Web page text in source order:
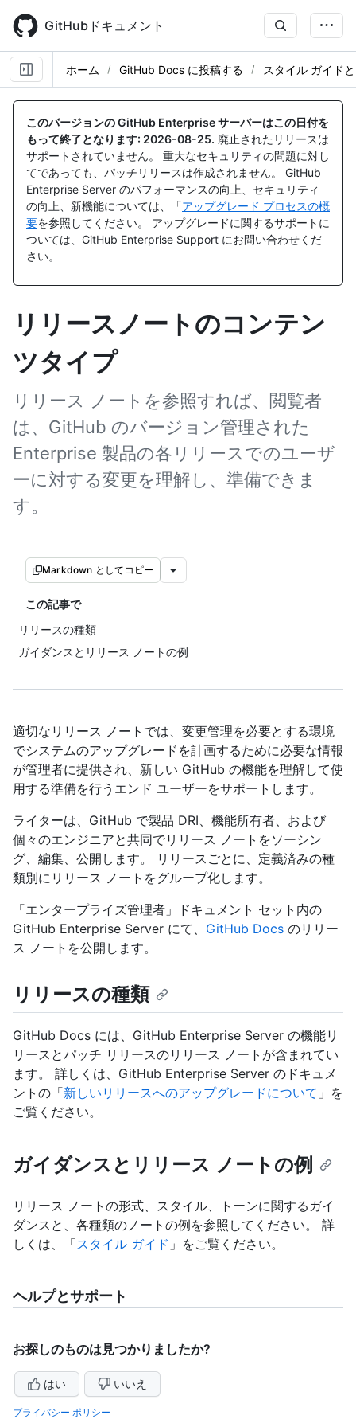
main
content
GitHubドキュメント
ホーム GitHub Docs に投稿する スタイル ガイド
このバージョンの GitHub Enterprise サーバーはこの日付を
もって終了となります: 2026-08-25. 廃止されたリリースは
サポートされていません。 重大なセキュリティの問題に対し
てであっても、パッチリリースは作成されません。 GitHub
Enterprise Server のパフォーマンスの向上、セキュリティ
の向上、新機能については、「アップグレード プロセスの概
要を参照してください。 アップグレードに関するサポートに
ついては、GitHub Enterprise Support にお問い合わせくだ
さい。
リリースノートのコンテン
ツタイプ
リリース ノートを参照すれば、閲覧者
は、GitHub のバージョン管理された
Enterprise 製品の各リリースでのユーザ
ーに対する変更を理解し、準備できま
す。
Markdown としてコピー
この記事で
リリースの種類
ガイダンスとリリース ノートの例
適切なリリース ノートでは、変更管理を必要とする環境
でシステムのアップグレードを計画するために必要な情報
が管理者に提供され、新しい GitHub の機能を理解して使
用する準備を行うエンド ユーザーをサポートします。
ライターは、GitHub で製品 DRI、機能所有者、および
個々のエンジニアと共同でリリース ノートをソーシン
グ、編集、公開します。 リリースごとに、定義済みの種
類別にリリース ノートをグループ化します。
「エンタープライズ管理者」ドキュメント セット内の
GitHub Enterprise Server にて、 GitHub Docs のリリー
ス ノートを公開します。
リリースの種類
GitHub Docs には、GitHub Enterprise Server の機能リ
リースとパッチ リリースのリリース ノートが含まれてい
ます。 詳しくは、GitHub Enterprise Server のドキュメ
ントの「新しいリリースへのアップグレードについて 」を
ご覧ください。
ガイダンスとリリース ノートの例
リリース ノートの形式、スタイル、トーンに関するガイ
ダンスと、各種類のノートの例を参照してください。 詳
しくは、「スタイル ガイド 」をご覧ください。
ヘルプとサポート
お探しのものは見つかりましたか?
はい いいえ
プライバシー ポリシー